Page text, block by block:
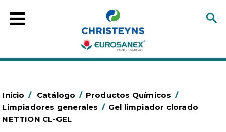
Inicio / Catálogo / Productos Químicos /
Limpiadores generales / Gel limpiador clorado
NETTION CL-GEL